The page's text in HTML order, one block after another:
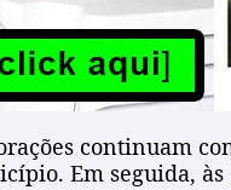
continuam
Em seguida,